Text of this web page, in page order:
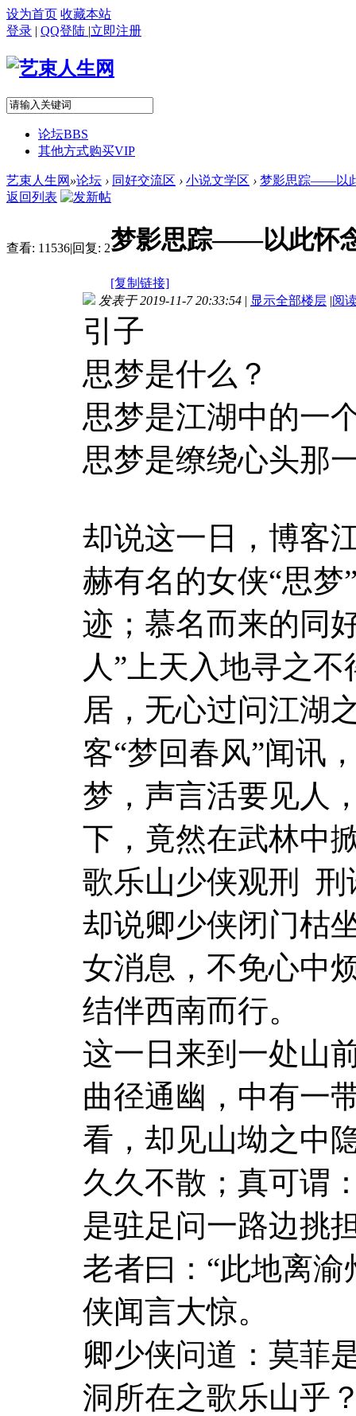
设为首页 收藏本站
登录 | QQ登陆 |立即注册
论坛BBS
其他方式购买VIP
艺束人生网 »论坛 › 同好交流区 › 小说文学区 › 梦影思踪——以
返回列表
查看: 11536|回复: 2梦影思踪——以此怀
[复制链接]
发表于 2019-11-7 20:33:54 | 显示全部楼层 |阅
引子
思梦是什么？
思梦是江湖中的一
思梦是缭绕心头那
却说这一日，博客
赫有名的女侠“思
迹；慕名而来的同
人”上天入地寻之
居，无心过问江湖
客“梦回春风”闻讯
梦，声言活要见人
下，竟然在武林中
歌乐山少侠观刑 刑
却说卿少侠闭门枯
女消息，不免心中
结伴西南而行。
这一日来到一处山
曲径通幽，中有一
看，却见山坳之中
久久不散；真可谓
是驻足问一路边挑
老者曰：“此地离
侠闻言大惊。
卿少侠问道：莫菲
洞所在之歌乐山乎